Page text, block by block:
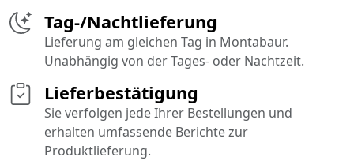
Tag-/Nachtlieferung
Lieferung am gleichen Tag in Montabaur.
Unabhängig von der Tages- oder Nachtzeit.
Lieferbestätigung
Sie verfolgen jede Ihrer Bestellungen und
erhalten umfassende Berichte zur
Produktlieferung.